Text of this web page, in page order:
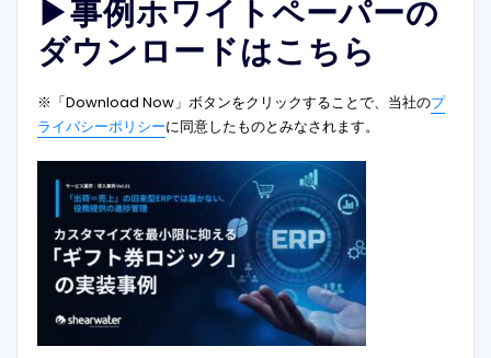
▶事例ホワイトペーパーの
ダウンロードはこちら
※「Download Now」ボタンをクリックすることで、当社のプ
ライバシーポリシーに同意したものとみなされます。